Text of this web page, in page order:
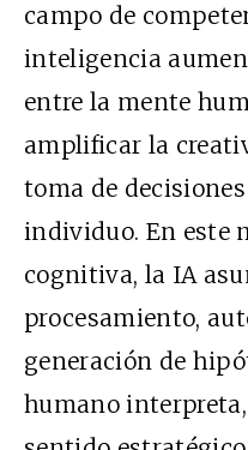
campo de
inteligencia
entre la mente
amplificar la
toma de
individuo. En este
cognitiva, la IA
procesamiento,
generación de
humano